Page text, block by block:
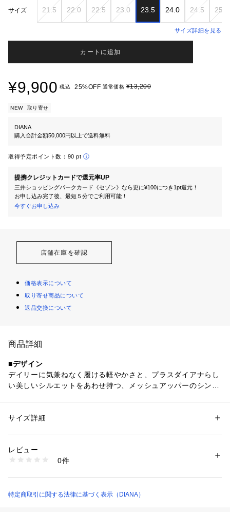
サイズ 21.5 22.0 22.5 23.0 23.5 24.0 24.5 25.0
サイズ詳細を見る
カートに追加
¥9,900 税込 25%OFF 通常価格¥13,200
NEW 取り寄せ
DIANA
購入合計金額50,000円以上で送料無料
取得予定ポイント数： 90 pt
提携クレジットカードで還元率UP
三井ショッピングパークカード《セゾン》なら更に¥100につき1pt還元！
お申し込み完了後、最短５分でご利用可能！
今すぐお申し込み
店舗在庫を確認
価格表示について
取り寄せ商品について
返品交換について
商品詳細
■デザイン
デイリーに気兼ねなく履ける軽やかさと、プラスダイアナらし
い美しいシルエットをあわせ持つ、メッシュアッパーのシンプ
片足約195gと驚くほど軽く、足取りまで軽くなるような履き
■こだわりポイント
・柔らかかつ弾力性のあるIPソールは非常に軽量で、ボリュー
したプラスダイアナオリジナルで、弾力性、グリップ性に優れ
性別：レディース
素材：合成繊維
商品番号：
BL45547 （ショップ）
サイズ詳細
レビュー
0件
特定商取引に関する法律に基づく表示（DIANA）